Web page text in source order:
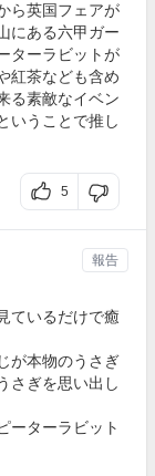
ら英国フェアが
にある六甲ガー
ターラビットが
紅茶なども含め
る素敵なイベン
いうことで推し
5
ているだけで癒
が本物のうさぎ
さぎを思い出し
ーターラビット
報告